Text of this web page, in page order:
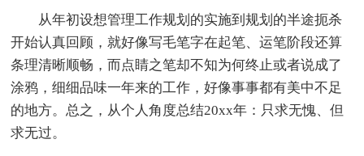
从年初设想管理工作规划的实施到规划的半途扼杀
开始认真回顾，就好像写毛笔字在起笔、运笔阶段还算
条理清晰顺畅，而点睛之笔却不知为何终止或者说成了
涂鸦，细细品味一年来的工作，好像事事都有美中不足
的地方。总之，从个人角度总结20xx年：只求无愧、但
求无过。